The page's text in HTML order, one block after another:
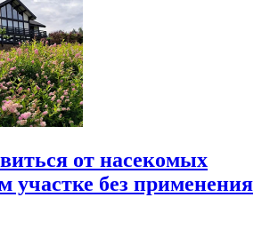
от насекомых
участке без применения